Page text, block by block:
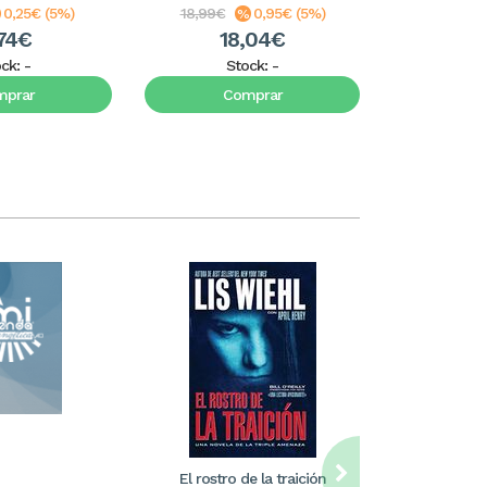
0,25€ (5%)
-
18,99€ 0,95€ (5%)
18,04€
Stock: -
Comprar
El rostro de la traición